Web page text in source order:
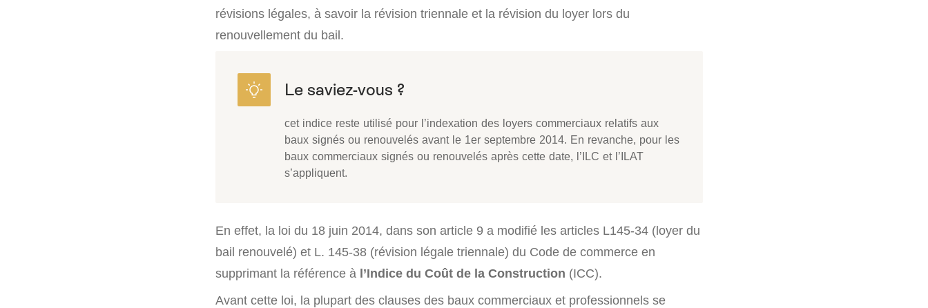
révisions légales, à savoir la révision triennale et la révision du loyer lors du
renouvellement du bail.
cet indice reste utilisé pour l’indexation des loyers commerciaux relatifs aux
baux signés ou renouvelés avant le 1er septembre 2014. En revanche, pour les
baux commerciaux signés ou renouvelés après cette date, l’ILC et l’ILAT
s’appliquent.
En effet, la loi du 18 juin 2014, dans son article 9 a modifié les articles L145-34 (loyer du
bail renouvelé) et L. 145-38 (révision légale triennale) du Code de commerce en
supprimant la référence à l’Indice du Coût de la Construction (ICC).
Avant cette loi, la plupart des clauses des baux commerciaux et professionnels se